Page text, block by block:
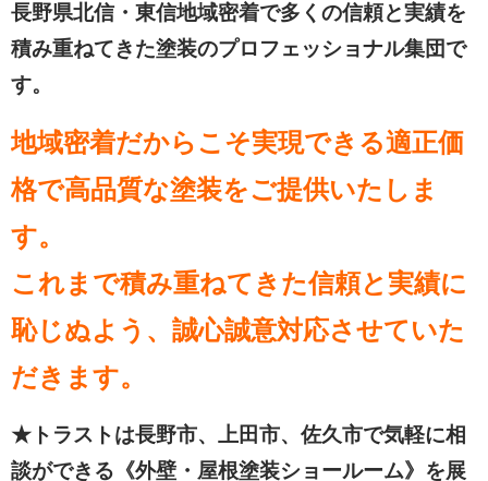
長野県北信・東信地域密着で多くの信頼と実績を
積み重ねてきた塗装のプロフェッショナル集団で
す。
地域密着だからこそ実現できる適正価
格で高品質な塗装をご提供いたしま
す。
これまで積み重ねてきた信頼と実績に
恥じぬよう、誠心誠意対応させていた
だきます。
★トラストは長野市、上田市、佐久市で気軽に相
談ができる《外壁・屋根塗装ショールーム》を展